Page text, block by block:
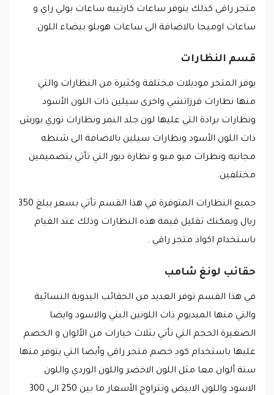
متجر راقي كذلك يتوفر ساعات كارتييه ساعات بولي راي و
ساعات اوميجا بالاضافة الى ساعات هوبلو بيضاء اللون.
قسم النظارات
يوفر المتجر موديلات مختلفة وكثيرة من النظارات والتي
منها نظارات فرزاتشي واخرى سيلين ذات اللون الأسود
ونظارات برادة التي عليها لون جلد النمر ونظارات توري بورش
ذات اللون الأسود ونظارات سيلين بالاضافة الى شنطه
مجانيه ونظرات ميو ميو و نظارة ديور التي تأتي بتصميمين
مختلفين.
جميع النظارات المتوفرة في هذا القسم تأتي بسعر يبلغ 350
ريال ويمكنك تقليل قيمة هذه النظارات وذلك عند القيام
باستخدام اكواد متجر راقي .
حقائب لونغ شامب
في هذا القسم توفر العديد من الحقائب اليدوية النسائية
والتي منها الميديوم ذات اللونين البني والاسود وايضا
الصغيرة الحجم التي تأتي بثلاث خيارات من الألوان و الخصم
عليها باستخدام كود خصم متجر راقي وأيضا التي يتوفر منها
ستة ألوان معا مثل اللون الاخضر واللون الوردي واللون
الاسود واللون الابيض وتتراوح الأسعار ما بين 250 الى 300